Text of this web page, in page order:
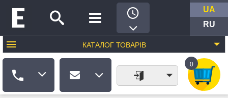
UA
RU
КАТАЛОГ ТОВАРІВ
0